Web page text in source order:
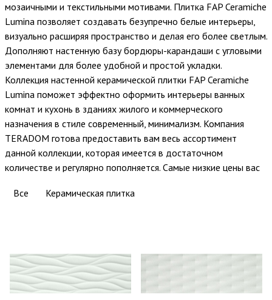
мозаичными и текстильными мотивами. Плитка FAP Ceramiche
Lumina позволяет создавать безупречно белые интерьеры,
визуально расширяя пространство и делая его более светлым.
Дополняют настенную базу бордюры-карандаши с угловыми
элементами для более удобной и простой укладки.
Коллекция настенной керамической плитки FAP Ceramiche
Lumina поможет эффектно оформить интерьеры ванных
комнат и кухонь в зданиях жилого и коммерческого
назначения в стиле современный, минимализм. Компания
TERADOM готова предоставить вам весь ассортимент
данной коллекции, которая имеется в достаточном
количестве и регулярно пополняется. Самые низкие цены вас
Звоните, заказывайте и экономьте.
Все Керамическая плитка